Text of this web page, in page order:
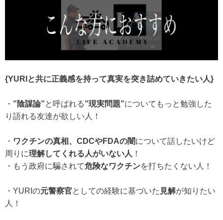
{YURIと共に正義感を持って真実を突き詰めていきたい人}
・ ”陰謀論”と呼ばれる”現実問題”についてもっと勉強した
り語れる友達が欲しい人！
・ ワクチンの真相、CDCやFDAの闇について話したいけど
周りに理解してくれる人がいない人 ！
・もう政府に騙されて危険なワクチンを打ちたくない人！
・YURIの元警察官としての経験に基づいた 見解が知りたい
人！